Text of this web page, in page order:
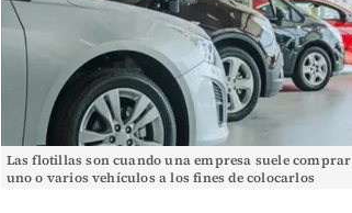
Las flotillas son cuando una empresa suele comprar
uno o varios vehículos a los fines de colocarlos